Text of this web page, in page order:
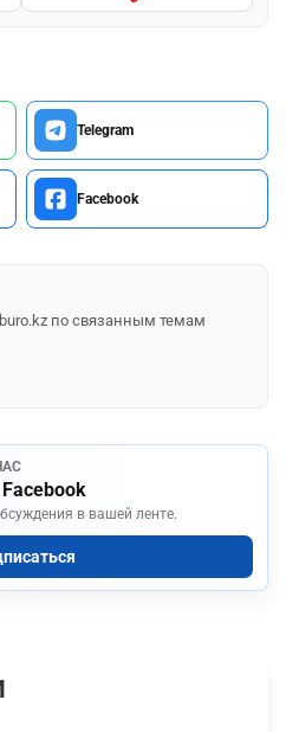
Telegram
Facebook
по связанным темам
в вашей ленте.